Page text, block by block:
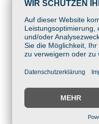
BIGmount
Halterung max.
(1,5″) – Klemme
Gabelstapler &